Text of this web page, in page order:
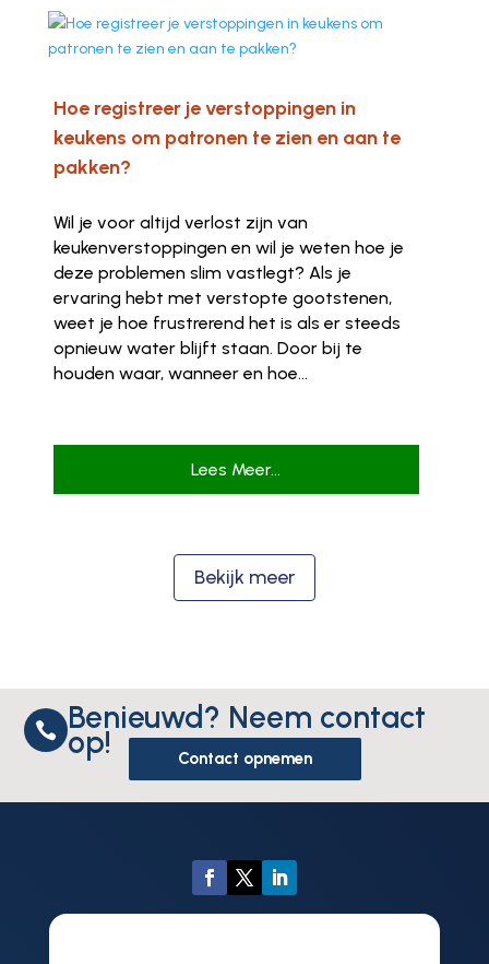
Hoe registreer je verstoppingen in
keukens om patronen te zien en aan te
pakken?
Wil je voor altijd verlost zijn van
keukenverstoppingen en wil je weten hoe je
deze problemen slim vastlegt? Als je
ervaring hebt met verstopte gootstenen,
weet je hoe frustrerend het is als er steeds
opnieuw water blijft staan. Door bij te
houden waar, wanneer en hoe...
Lees Meer...
Bekijk meer
 Benieuwd? Neem contact
op! Contact opnemen